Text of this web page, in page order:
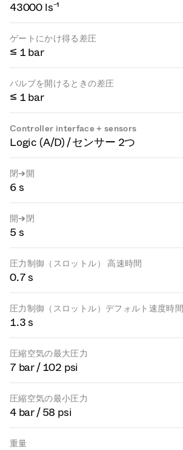
43000 ls⁻¹
ゲートにかけ得る差圧
≤ 1 bar
バルブを開けるときの差圧
≤ 1 bar
Controller interface + sensors
Logic (A/D) / センサー 2つ
閉→開
6 s
開→閉
5 s
圧力制御（スロットル） 高速時間
0.7 s
圧力制御（スロットル）デフォルト速度時間
1.3 s
圧縮空気の最大圧力
7 bar / 102 psi
圧縮空気の最小圧力
4 bar / 58 psi
重量